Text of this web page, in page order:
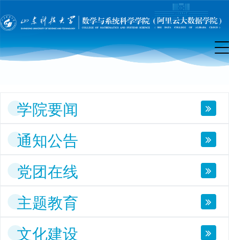
院
页
学院要闻
通知公告
党团在线
主题教育
文化建设